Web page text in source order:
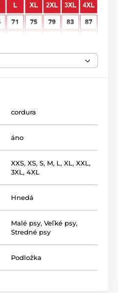
pre psov
prípadne na cestách
Reedog sú
príjemného materiálu,
cordura
áno
XXS, XS, S, M, L, XL, XXL,
3XL, 4XL
Hnedá
Malé psy, Veľké psy,
Stredné psy
Podložka